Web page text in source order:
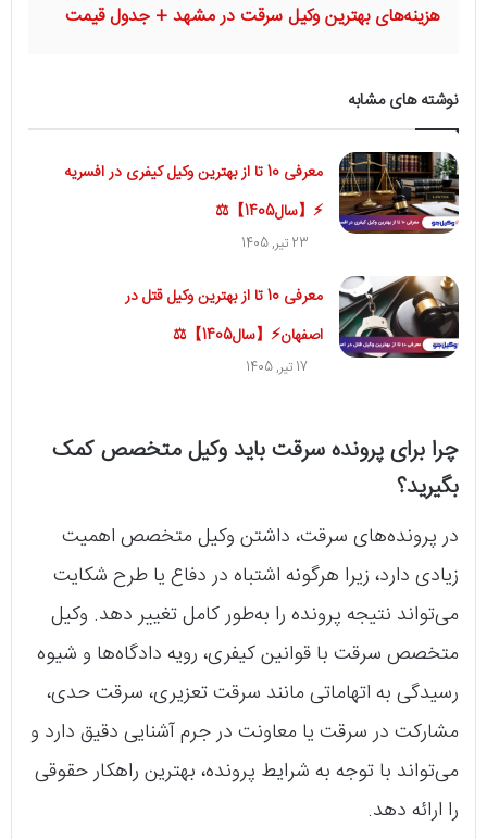
هزینه‌های بهترین وکیل سرقت در مشهد + جدول قیمت
نوشته های مشابه
معرفی 10 تا از بهترین وکیل کیفری در افسریه
⚡【سال1405】⚖
23 تیر, 1405
معرفی 10 تا از بهترین وکیل قتل در
اصفهان⚡【سال1405】⚖️
17 تیر, 1405
چرا برای پرونده سرقت باید وکیل متخصص کمک
بگیرید؟
در پرونده‌های سرقت، داشتن وکیل متخصص اهمیت
زیادی دارد، زیرا هرگونه اشتباه در دفاع یا طرح شکایت
می‌تواند نتیجه پرونده را به‌طور کامل تغییر دهد. وکیل
متخصص سرقت با قوانین کیفری، رویه دادگاه‌ها و شیوه
رسیدگی به اتهاماتی مانند سرقت تعزیری، سرقت حدی،
مشارکت در سرقت یا معاونت در جرم آشنایی دقیق دارد و
می‌تواند با توجه به شرایط پرونده، بهترین راهکار حقوقی
را ارائه دهد.